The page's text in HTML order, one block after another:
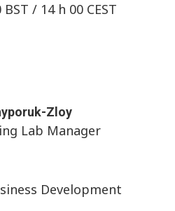
/ 14 h 00 CEST
Zloy
Lab Manager
Development